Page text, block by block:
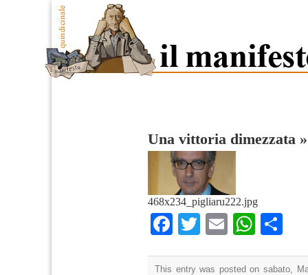
Una vittoria dimezzata
468x234_pigliaru222.jpg
Facebook
TwitterEmail
This entry was posted on sabato,